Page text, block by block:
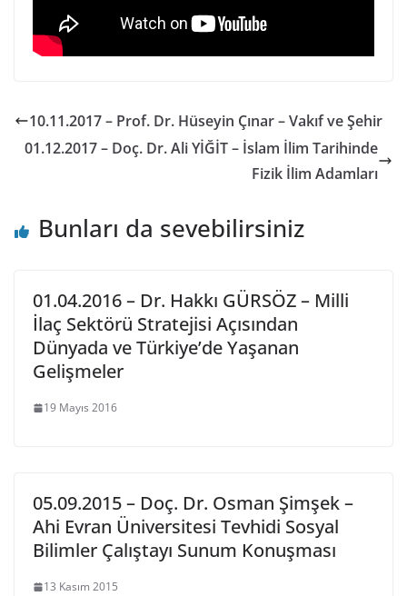
10.11.2017 – Prof. Dr. Hüseyin Çınar – Vakıf ve Şehir
01.12.2017 – Doç. Dr. Ali YİĞİT – İslam İlim Tarihinde
Fizik İlim Adamları
Bunları da sevebilirsiniz
01.04.2016 – Dr. Hakkı GÜRSÖZ – Milli
İlaç Sektörü Stratejisi Açısından
Dünyada ve Türkiye’de Yaşanan
Gelişmeler
19 Mayıs 2016
05.09.2015 – Doç. Dr. Osman Şimşek –
Ahi Evran Üniversitesi Tevhidi Sosyal
Bilimler Çalıştayı Sunum Konuşması
13 Kasım 2015